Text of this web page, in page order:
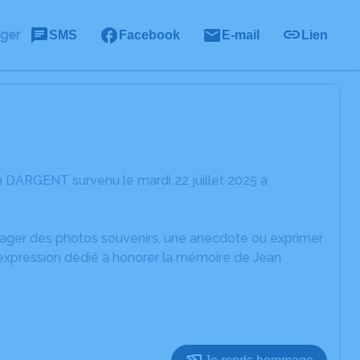
SMS Facebook E-mail Lien
survenu le mardi 22 juillet 2025 à
des photos souvenirs, une anecdote ou exprimer
dédié à honorer la mémoire de Jean